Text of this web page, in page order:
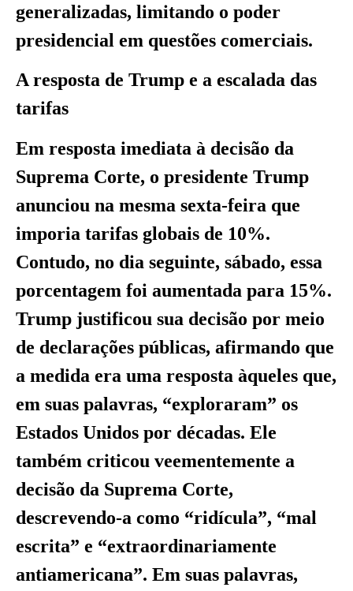
generalizadas, limitando o poder
presidencial em questões comerciais.
A resposta de Trump e a escalada das
tarifas
Em resposta imediata à decisão da
Suprema Corte, o presidente Trump
anunciou na mesma sexta-feira que
imporia tarifas globais de 10%.
Contudo, no dia seguinte, sábado, essa
porcentagem foi aumentada para 15%.
Trump justificou sua decisão por meio
de declarações públicas, afirmando que
a medida era uma resposta àqueles que,
em suas palavras, “exploraram” os
Estados Unidos por décadas. Ele
também criticou veementemente a
decisão da Suprema Corte,
descrevendo-a como “ridícula”, “mal
escrita” e “extraordinariamente
antiamericana”. Em suas palavras,